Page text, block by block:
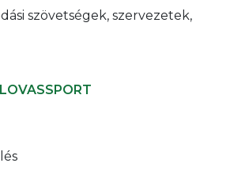
szövetségek, szervezetek,